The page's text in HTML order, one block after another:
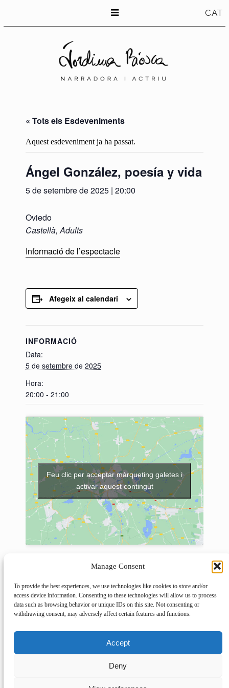
Manage Consent
To provide the best experiences, we use technologies like cookies to store and/or
access device information. Consenting to these technologies will allow us to process
data such as browsing behavior or unique IDs on this site. Not consenting or
withdrawing consent, may adversely affect certain features and functions.
Accept
Deny
CAT
« Tots els Esdeveniments
Aquest esdeveniment ja ha passat.
Ángel González, poesía y vida
5 de setembre de 2025 | 20:00
Oviedo
Castellà, Adults
Informació de l’espectacle
Afegeix al calendari
INFORMACIÓ
Data:
5 de setembre de 2025
Hora:
20:00 - 21:00
C. Mendizábal, 3
Oviedo, Asturias 33003 + Mapa de Google
Feu clic per acceptar màrqueting galetes i
activar aquest contingut